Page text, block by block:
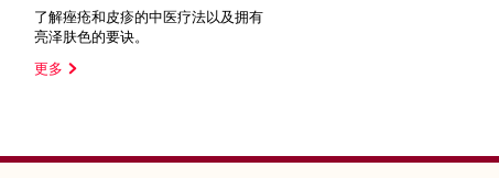
了解痤疮和皮疹的中医疗法以及拥有
亮泽肤色的要诀。
更多